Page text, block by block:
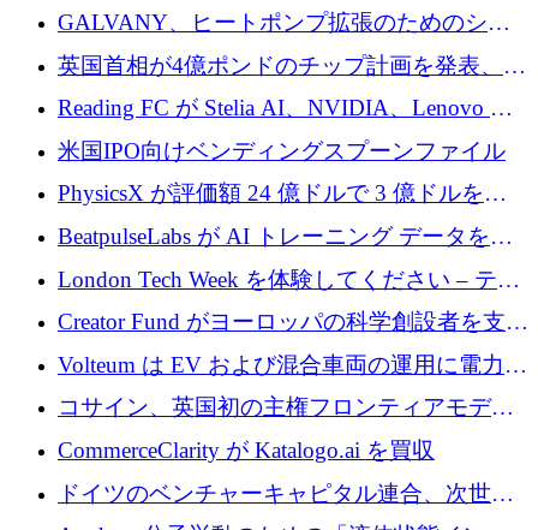
するために 510 万ドルを獲得
GALVANY、ヒートポンプ拡張のためのシー
ドラウンドで1,000万ユーロを確保
英国首相が4億ポンドのチップ計画を発表、英
国の新興企業は「ここで拡大」し「ここに留
まる」
Reading FC が Stelia AI、NVIDIA、Lenovo と
協力して AI Center of Excellence を立ち上げ
米国IPO向けベンディングスプーンファイル
PhysicsX が評価額 24 億ドルで 3 億ドルを調
達
BeatpulseLabs が AI トレーニング データを拡
張するために 180 万ドルのプレシードを調達
London Tech Week を体験してください – テク
ノロジーがヨーロッパのイノベーションの未
来を形作る場所
Creator Fund がヨーロッパの科学創設者を支援
するために 5,600 万ドルを調達
Volteum は EV および混合車両の運用に電力を
供給するために 250 万ユーロを寄付
コサイン、英国初の主権フロンティアモデル
で業界の支援を確保
CommerceClarity が Katalogo.ai を買収
ドイツのベンチャーキャピタル連合、次世代
スタートアップの成長に向けて機関投資家へ